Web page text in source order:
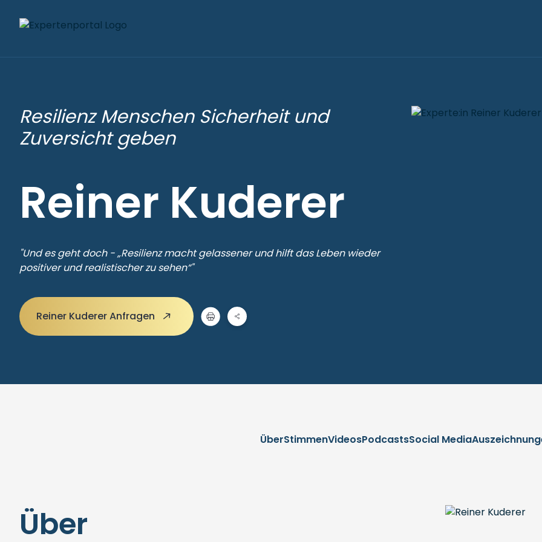
Resilienz Menschen Sicherheit und
Zuversicht geben
Reiner Kuderer
"Und es geht doch - „Resilienz macht gelassener und hilft das Leben wieder
positiver und realistischer zu sehen“"
Reiner Kuderer Anfragen
ÜberStimmenVideosPodcastsSocial Media
Über